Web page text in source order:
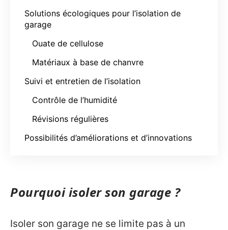
Solutions écologiques pour l’isolation de
garage
Ouate de cellulose
Matériaux à base de chanvre
Suivi et entretien de l’isolation
Contrôle de l’humidité
Révisions régulières
Possibilités d’améliorations et d’innovations
Pourquoi isoler son garage ?
Isoler son garage ne se limite pas à un